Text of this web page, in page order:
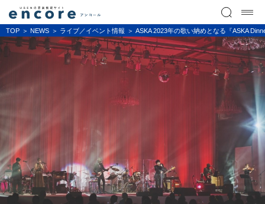
TOP NEWS ライブ／イベント情報 ASKA 2023年の歌い納めとなる『ASKA